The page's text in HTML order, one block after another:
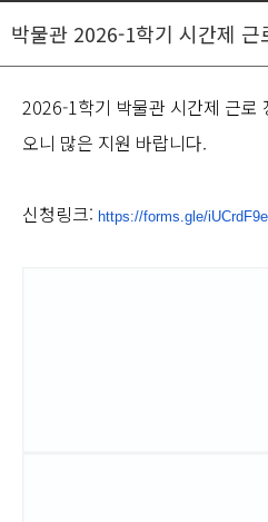
박물관 2026-1학기 시간제 근
2026-1학기 박물관 시간제 근로
오니 많은 지원 바랍니다.
신청링크: https://forms.gle/